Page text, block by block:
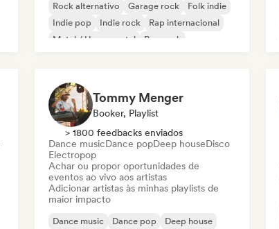
Rock alternativo Garage rock
Folk indie
Indie pop
Indie rock
Rap internacional
Metal / Heavy metal
Pop rock
Tommy Menger
Booker, Playlist
> 1800 feedbacks enviados
Dance musicDance popDeep houseDisco
Electropop
Achar ou propor oportunidades de
eventos ao vivo aos artistas
Adicionar artistas às minhas playlists de
maior impacto
Dance music Dance pop Deep house